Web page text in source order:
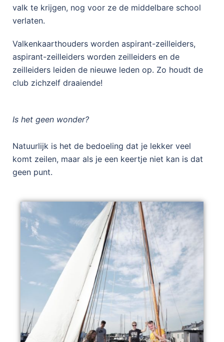
valk te krijgen, nog voor ze de middelbare school
verlaten.
Valkenkaarthouders worden aspirant-zeilleiders,
aspirant-zeilleiders worden zeilleiders en de
zeilleiders leiden de nieuwe leden op. Zo houdt de
club zichzelf draaiende!
Is het geen wonder?
Natuurlijk is het de bedoeling dat je lekker veel
komt zeilen, maar als je een keertje niet kan is dat
geen punt.